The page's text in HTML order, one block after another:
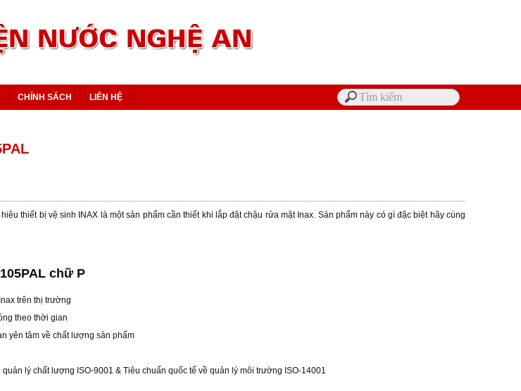
CHÍNH SÁCH LIÊN HỆ
thiết bị vệ sinh INAX là một sản phẩm cần thiết khi lắp đặt chậu rửa mặt Inax. Sản phẩm này có gì đặc biệt hãy cùng
chữ P
trên thị trường
theo thời gian
yên tâm về chất lượng sản phẩm
lý chất lượng ISO-9001 & Tiêu chuẩn quốc tế về quản lý môi trường ISO-14001